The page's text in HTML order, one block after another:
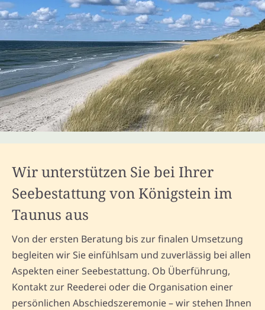
Wir unterstützen Sie bei Ihrer
Seebestattung von Königstein im
Taunus aus
Von der ersten Beratung bis zur finalen Umsetzung
begleiten wir Sie einfühlsam und zuverlässig bei allen
Aspekten einer Seebestattung. Ob Überführung,
Kontakt zur Reederei oder die Organisation einer
persönlichen Abschiedszeremonie – wir stehen Ihnen